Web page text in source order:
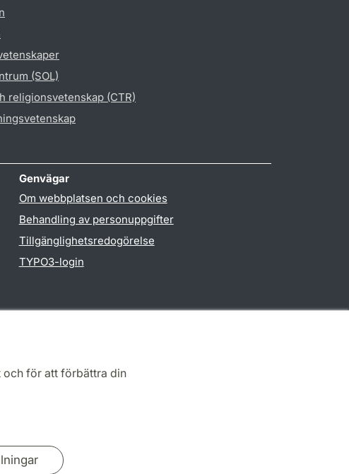
och för att förbättra din
(SOL)
religionsvetenskap (CTR)
Genvägar
Om webbplatsen och cookies
Behandling av personuppgifter
Tillgänglighetsredogörelse
TYPO3-login